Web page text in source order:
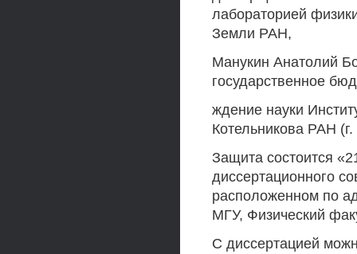
лабораторией
Земли РАН,
Манукин Анатолий
государственное
ждение науки
Котельникова РАН
Защита состоится
диссертационного
расположенном по
МГУ, Физический
С диссертацией